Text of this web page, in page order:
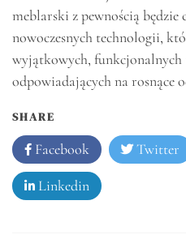
meblarski z pewnością będzie
nowoczesnych technologii,
wyjątkowych, funkcjonalnych
odpowiadających na rosnące
SHARE
Facebook Twitter
Linkedin